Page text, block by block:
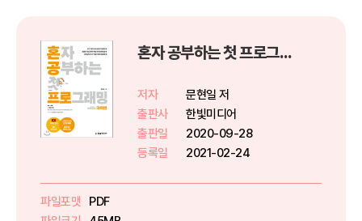
혼자 공부하는 첫 프로그래밍 with 파이썬
저자
문현일 저
출판사
한빛미디어
출판일
2020-09-28
등록일
2021-02-24
파일포맷
PDF